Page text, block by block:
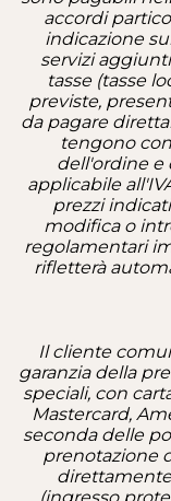
accordi
indicazione
servizi
tasse (tasse
previste,
da pagare
tengono
dell'ordine e
applicabile
prezzi
modifica o
regolamentari
rifletterà
Il cliente
garanzia della
speciali, con
Mastercard,
seconda delle
prenotazione